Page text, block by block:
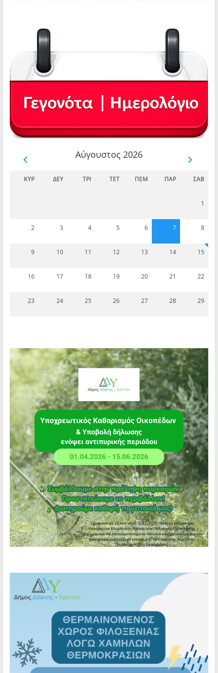
Αύγουστος 2026
ΚΥΡ ΔΕΥ ΤΡΊ ΤΕΤ ΠΈΜ ΠΑΡ ΣΆΒ
1
2 3 4 5 6 7 8
9 10 11 12 13 14 15
16 17 18 19 20 21 22
23 24 25 26 27 28 29